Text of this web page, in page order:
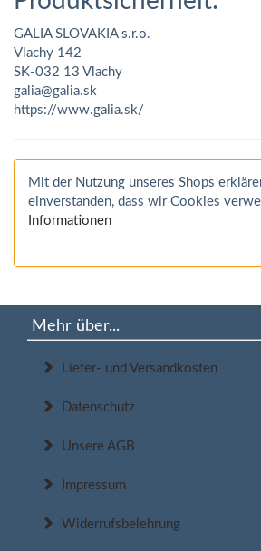
GALIA SLOVAKIA s.r.o.
Vlachy 142
SK-032 13 Vlachy
galia@galia.sk
https://www.galia.sk/
Mit der Nutzung unseres Shops
einverstanden, dass wir Cookies
Informationen
Mehr über...
Liefer- und Versandkosten
Datenschutz
Unsere AGB
Impressum
Widerrufsbelehrung